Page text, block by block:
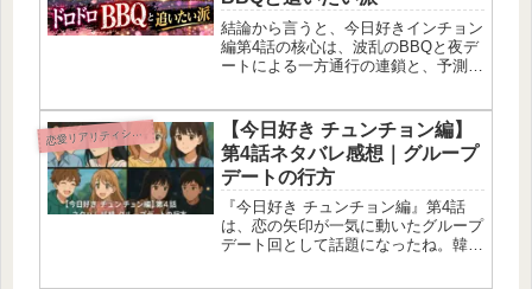
結論から言うと、今日好きインチョン
編第4話の核心は、波乱のBBQと夜デ
ートによる一方通行の連鎖と、予測不
1位からの健気なアピールや、えいた
くんのド直球な動画告白、そして涙
の...
恋
愛リアリティショー
【今日好き チュンチョン編】
第4話ネタバレ感想｜グループ
デートの行方
『今日好き チュンチョン編』第4話
は、恋の矢印が一気に動いたグループ
デート回として話題になったね。韓